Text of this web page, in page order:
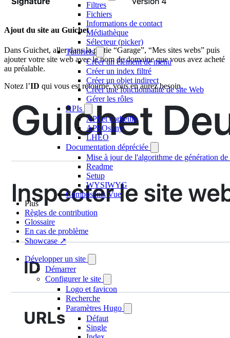
Filtres
Fichiers
Informations de contact
Médiathèque
Sélecteur (picker)
Tutoriels
Créer un élément de menu
Créer un index filtré
Créer un objet indirect
Créer une fonctionnalité de site Web
Gérer les rôles
APIs
API et corbeille
API Osuny
LHÉO
Documentation dépréciée
Mise à jour de l'algorithme de génération de
Readme
Setup
WYSIWYG
Composants Vue
Plus
Règles de contribution
Glossaire
En cas de problème
Showcase ↗
Développer un site
Démarrer
Configurer le site
Logo et favicon
Recherche
Paramètres Hugo
Défaut
Single
Ajout du site au Guichet
Dans Guichet, aller dans la partie “Garage”, “Mes sites webs” puis
ajouter votre site web avec le nom de domaine que vous avez acheté
au préalable.
Notez l’ID qui vous est retourné, vous en aurez besoin.